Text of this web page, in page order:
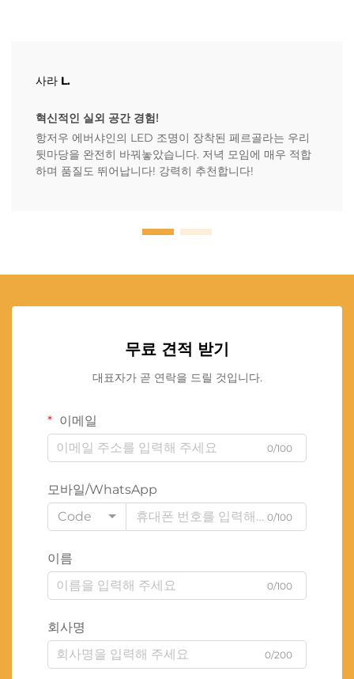
사라 L.
혁신적인 실외 공간 경험!
항저우 에버샤인의 LED 조명이 장착된 페르골라는 우리
뒷마당을 완전히 바꿔놓았습니다. 저녁 모임에 매우 적합
하며 품질도 뛰어납니다! 강력히 추천합니다!
무료 견적 받기
대표자가 곧 연락을 드릴 것입니다.
이메일
0/100
모바일/WhatsApp
Code
0/100
이름
0/100
회사명
0/200